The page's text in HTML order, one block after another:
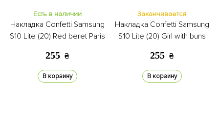
Есть в наличии
Накладка Confetti Samsung
S10 Lite (20) Red beret Paris
255 ₴
В корзину
Заканчивается
Накладка Confetti Samsung
S10 Lite (20) Girl with buns
255 ₴
В корзину